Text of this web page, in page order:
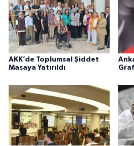
AKK’de Toplumsal Şiddet
Masaya Yatırıldı